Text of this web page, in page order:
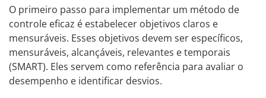
O primeiro passo para implementar um método de
controle eficaz é estabelecer objetivos claros e
mensuráveis. Esses objetivos devem ser específicos,
mensuráveis, alcançáveis, relevantes e temporais
(SMART). Eles servem como referência para avaliar o
desempenho e identificar desvios.